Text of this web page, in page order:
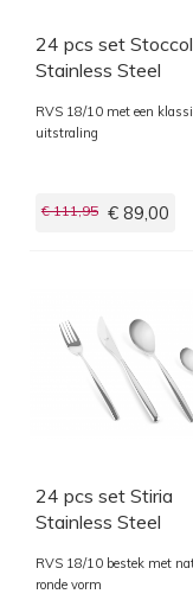
24 pcs set
Stainless Steel
RVS 18/10 met een
uitstraling
€ 111,95 € 89,00
24 pcs set Stiria
Stainless Steel
RVS 18/10 bestek met
ronde vorm